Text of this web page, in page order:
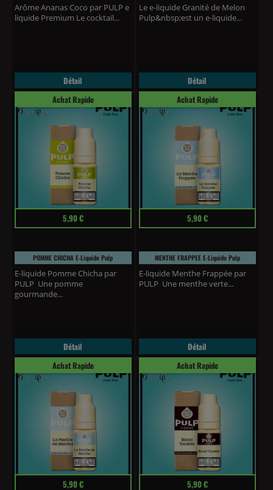
(1 avis)
Arôme Ananas Coco par PULP e
liquide Premium Le cocktail...
Détail
Achat Rapide
Le e-liquide Granité de Melon
Pulp&nbsp;est un e-liquide...
Détail
Achat Rapide
Prix 5,90 €
POMME CHICHA E-Liquide Pulp
E-liquide Pomme Chicha par
PULP Une pomme
gourmande...
Détail
Achat Rapide
Prix 5,90 €
MENTHE FRAPPEE E-Liquide Pulp
E-liquide Menthe Frappée par
PULP Une menthe verte...
Détail
Achat Rapide
Prix 5,90 € Prix 5,90 €